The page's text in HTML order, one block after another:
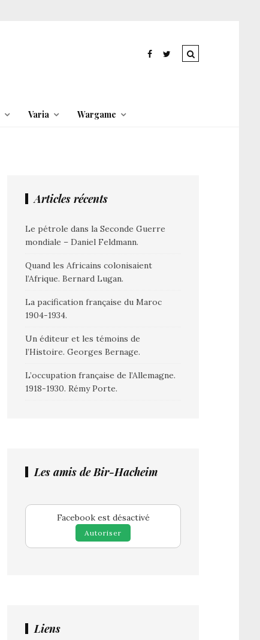
Varia Wargame
Articles récents
Le pétrole dans la Seconde Guerre
mondiale – Daniel Feldmann.
Quand les Africains colonisaient
l’Afrique. Bernard Lugan.
La pacification française du Maroc
1904-1934.
Un éditeur et les témoins de
l’Histoire. Georges Bernage.
L’occupation française de l’Allemagne.
1918-1930. Rémy Porte.
Les amis de Bir-Hacheim
Facebook est désactivé
Autoriser
Liens